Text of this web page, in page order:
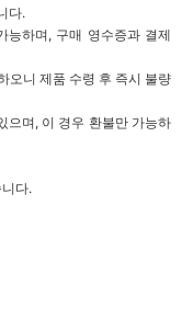
다.
능하며, 구매 영수증과 결제
오니 제품 수령 후 즉시 불량
으며, 이 경우 환불만 가능하
다.